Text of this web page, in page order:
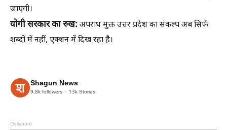
जाएगी।
योगी सरकार का रुख:अपराध मुक्त उत्तर प्रदेश का संकल्प अब सिर्फ
शब्दों में नहीं, एक्शन में दिख रहा है।
Shagun News
9.8k followers 13k Stories
Dailyhunt